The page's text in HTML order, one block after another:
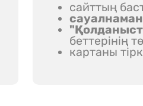
сайттың
беттерінің
картаны